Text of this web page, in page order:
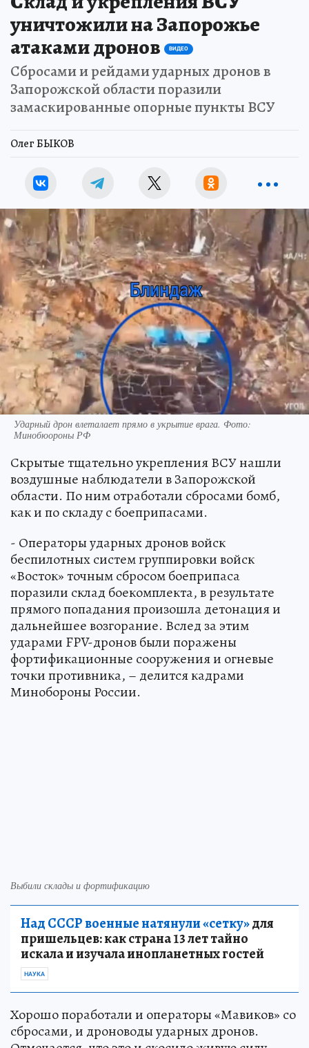
уничтожили на Запорожье
атаками дронов
ВИДЕО
Сбросами и рейдами ударных дронов в
Запорожской области поразили
замаскированные опорные пункты ВСУ
Олег БЫКОВ
Ударный дрон влеталает прямо в укрытие врага. Фото:
Минобюороны РФ
Скрытые тщательно укрепления ВСУ нашли
воздушные наблюдатели в Запорожской
области. По ним отработали сбросами бомб,
как и по складу с боеприпасами.
- Операторы ударных дронов войск
беспилотных систем группировки войск
«Восток» точным сбросом боеприпаса
поразили склад боекомплекта, в результате
прямого попадания произошла детонация и
дальнейшее возгорание. Вслед за этим
ударами FPV-дронов были поражены
фортификационные сооружения и огневые
точки противника, – делится кадрами
Минобороны России.
Выбили склады и фортификацию
Над СССР военные натянули «сетку»для
пришельцев: как страна 13 лет тайно
искала и изучала инопланетных гостей
НАУКА
Хорошо поработали и операторы «Мавиков» со
сбросами, и дроноводы ударных дронов.